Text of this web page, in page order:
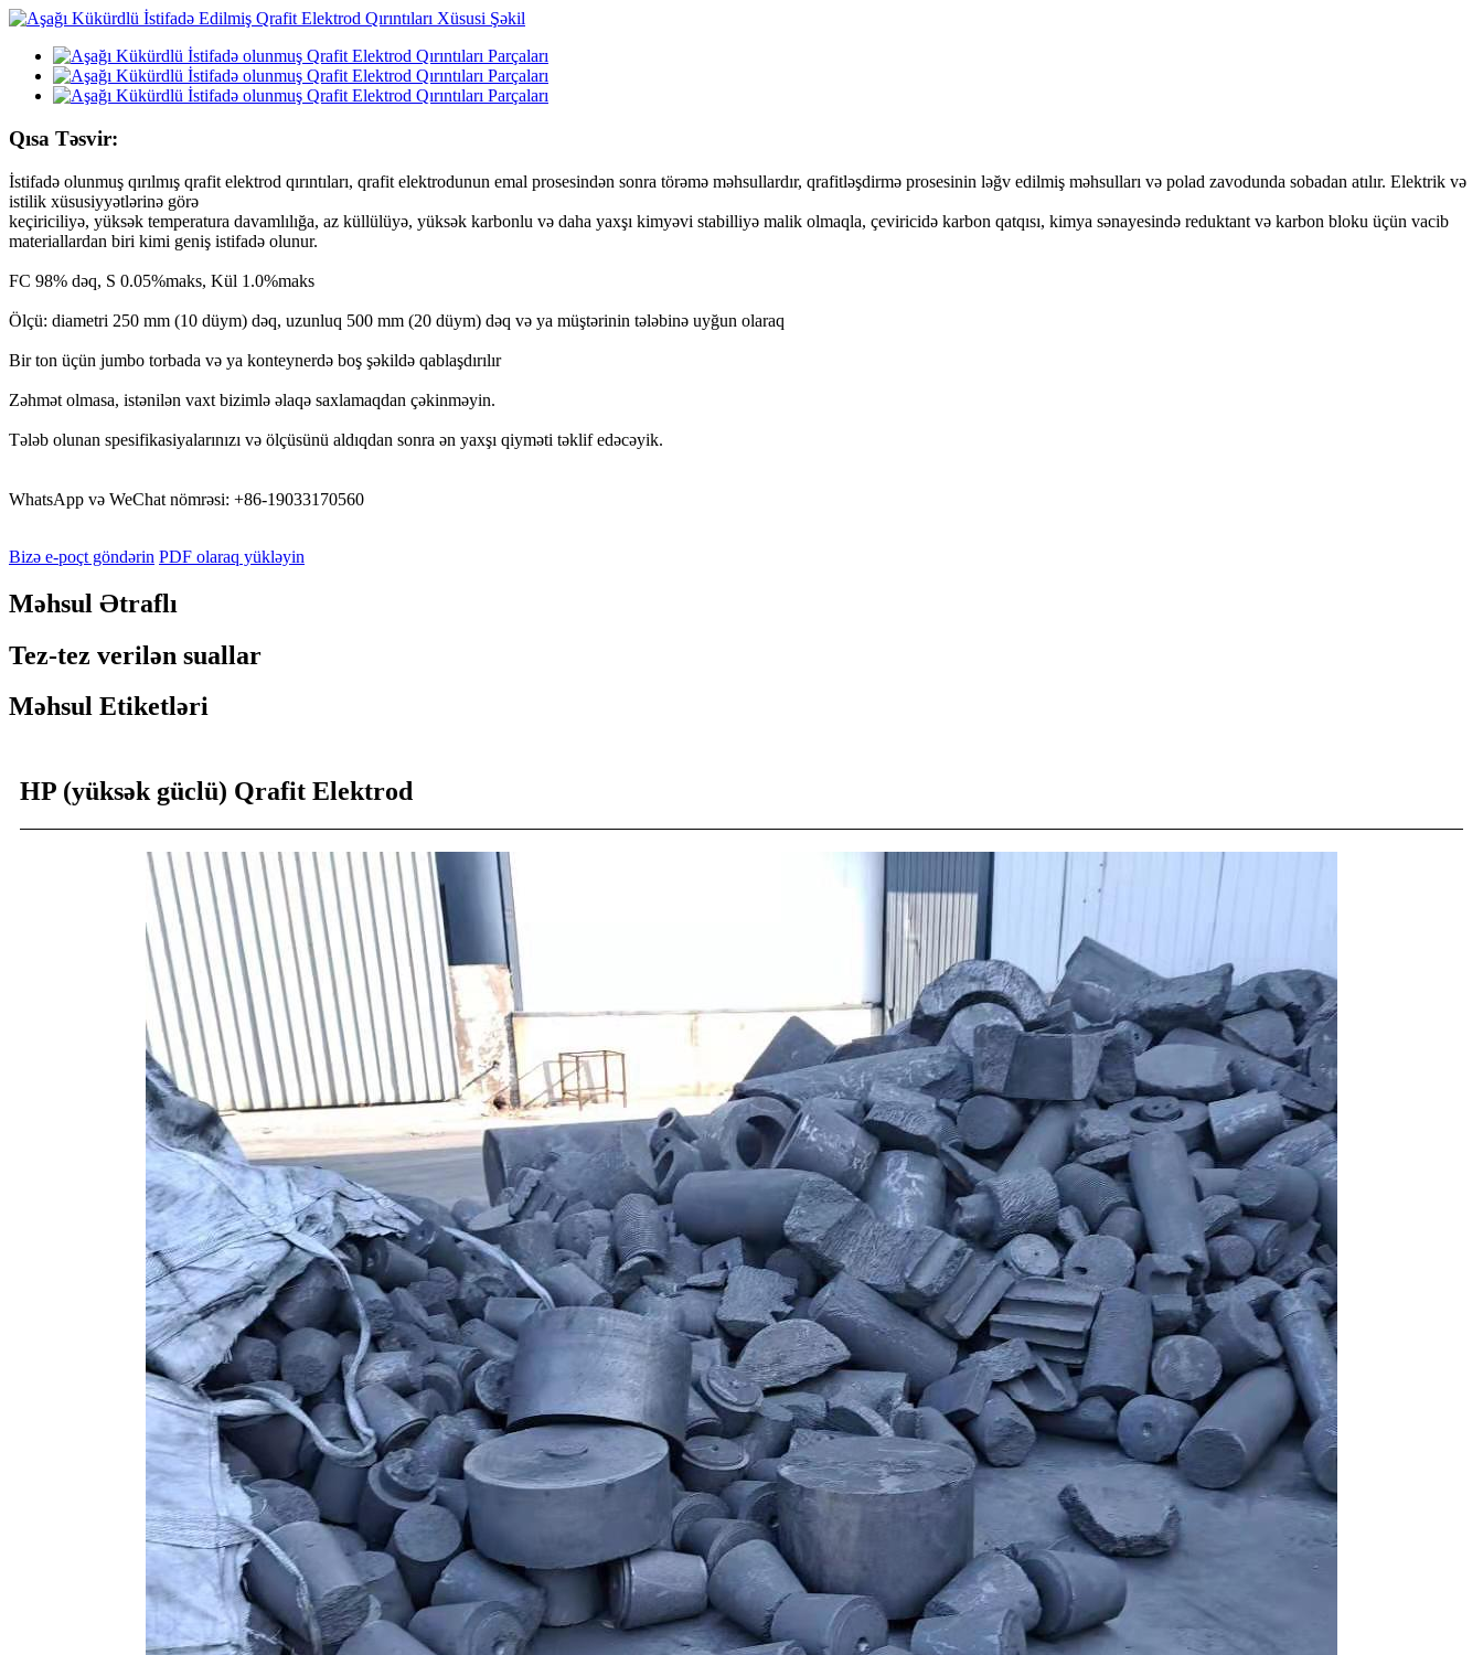
Qısa Təsvir:
İstifadə olunmuş qırılmış qrafit elektrod qırıntıları, qrafit elektrodunun emal prosesindən sonra törəmə məhsullardır, qrafitləşdirmə prosesinin ləğv edilmiş məhsulları və polad zavodunda sobadan atılır. Elektrik və
istilik xüsusiyyətlərinə görə
keçiriciliyə, yüksək temperatura davamlılığa, az küllülüyə, yüksək karbonlu və daha yaxşı kimyəvi stabilliyə malik olmaqla, çeviricidə karbon qatqısı, kimya sənayesində reduktant və karbon bloku üçün vacib
materiallardan biri kimi geniş istifadə olunur.
FC 98% dəq, S 0.05%maks, Kül 1.0%maks
Ölçü: diametri 250 mm (10 düym) dəq, uzunluq 500 mm (20 düym) dəq və ya müştərinin tələbinə uyğun olaraq
Bir ton üçün jumbo torbada və ya konteynerdə boş şəkildə qablaşdırılır
Zəhmət olmasa, istənilən vaxt bizimlə əlaqə saxlamaqdan çəkinməyin.
Tələb olunan spesifikasiyalarınızı və ölçüsünü aldıqdan sonra ən yaxşı qiyməti təklif edəcəyik.
WhatsApp və WeChat nömrəsi: +86-19033170560
Bizə e-poçt göndərin PDF olaraq yükləyin
Məhsul Ətraflı
Tez-tez verilən suallar
Məhsul Etiketləri
HP (yüksək güclü) Qrafit Elektrod